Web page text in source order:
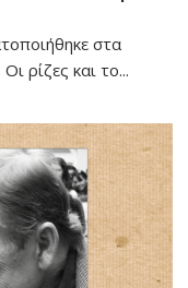
στα
ρίζες και το...